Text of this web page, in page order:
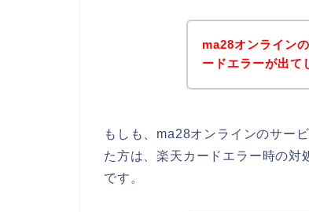
ma28オンライン
ードエラーが出て
もしも、ma28オンラインのサー
た方は、楽天カードエラー時の対
です。